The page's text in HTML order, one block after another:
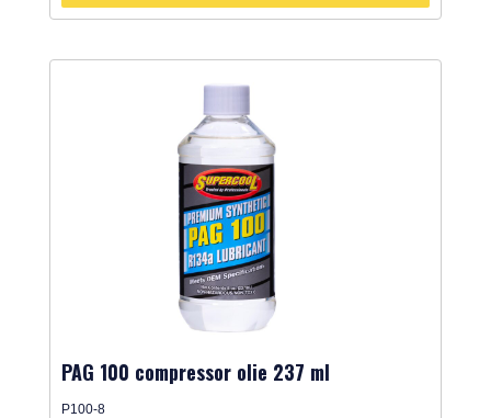
PAG 100 compressor olie 237 ml
P100-8